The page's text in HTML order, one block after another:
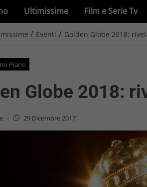
Ultimissime Film e Serie Tv
/ Eventi / Golden Globe 2018:
Piano
Globe 2018:
- 29 Dicembre 2017